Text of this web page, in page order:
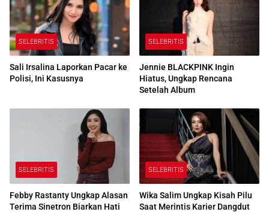
SELEBRITIS
Sali Irsalina Laporkan Pacar ke
Polisi, Ini Kasusnya
SELEBRITIS
Jennie BLACKPINK Ingin
Hiatus, Ungkap Rencana
Setelah Album
SELEBRITIS
Febby Rastanty Ungkap Alasan
Terima Sinetron Biarkan Hati
SELEBRITIS
Wika Salim Ungkap Kisah Pilu
Saat Merintis Karier Dangdut